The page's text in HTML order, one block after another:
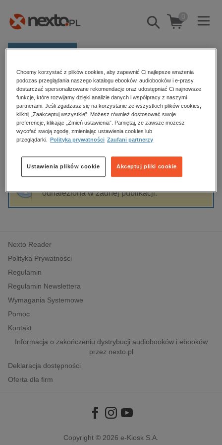
Pokaż/schowaj
wyszukiwarkę
0
Kategorie
Zobacz wszystkie E-prasa
budownictwo, aranżacja wnętrz
biznesowe, branżowe, gospodarka
dzienniki
edukacja
hobby, sport, rozrywka
komputery, internet, technologie, informatyka
polityka, społeczno-informacyjne
psychologiczne
inne
popularno-naukowe
historia
Strona główna Sebastian Kidyba
Sebastian Kidyba
Sortowanie Filtrowanie
odnaleziona w żadnej publikacji.
Nexto Reader
Polityka Prywatności
Regulamin
Regulamin Newslettera
Wymagania Systemowe
Pomoc
Kontakt
Informacja o zakończeniu dystrybucji audiobooków i ebooków
przez nexto.pl
Deklaracja dostępności
Oferta dla firm
Copyright © 2026 e-Kiosk S.A.
Chcemy korzystać z plików cookies, aby zapewnić Ci najlepsze wrażenia
podczas przeglądania naszego katalogu ebooków, audiobooków i e-prasy,
dostarczać spersonalizowane rekomendacje oraz udostępniać Ci najnowsze
funkcje, które rozwijamy dzięki analizie danych i współpracy z naszymi
partnerami. Jeśli zgadzasz się na korzystanie ze wszystkich plików cookies,
kliknij „Zaakceptuj wszystkie”. Możesz również dostosować swoje
preferencje, klikając „Zmień ustawienia”. Pamiętaj, że zawsze możesz
wycofać swoją zgodę, zmieniając ustawienia cookies lub
przeglądarki.
Polityka prywatności Zaufani partnerzy
Akceptuj pliki cookie
Ustawienia plików cookie